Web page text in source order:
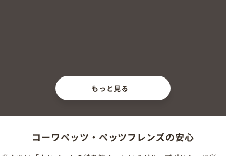
もっと見る
コーワペッツ・ペッツフレンズの安心